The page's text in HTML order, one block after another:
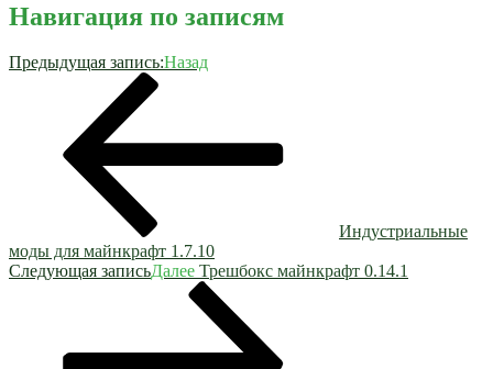
Навигация по записям
Предыдущая запись:Назад
Индустриальные
моды для майнкрафт 1.7.10
Следующая записьДалее Трешбокс майнкрафт 0.14.1